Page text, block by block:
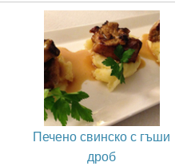
Печено свинско с гъши
дроб